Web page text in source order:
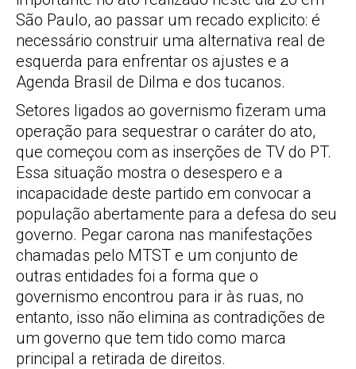
São Paulo, ao passar um recado explicito: é
necessário construir uma alternativa real de
esquerda para enfrentar os ajustes e a
Agenda Brasil de Dilma e dos tucanos.
Setores ligados ao governismo fizeram uma
operação para sequestrar o caráter do ato,
que começou com as inserções de TV do PT.
Essa situação mostra o desespero e a
incapacidade deste partido em convocar a
população abertamente para a defesa do seu
governo. Pegar carona nas manifestações
chamadas pelo MTST e um conjunto de
outras entidades foi a forma que o
governismo encontrou para ir às ruas, no
entanto, isso não elimina as contradições de
um governo que tem tido como marca
principal a retirada de direitos.